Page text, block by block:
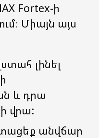
Fortex-ի
Միայն այս
լինել
և դրա
վրա:
անվճար